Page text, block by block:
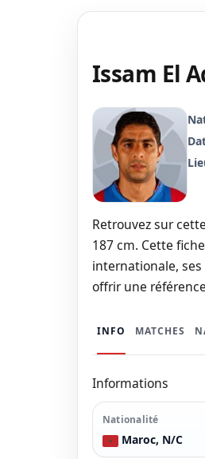
Issam El
Retrouvez sur
187 cm. Cette
internationale,
offrir une
INFO MATCHES
Informations
Nationalité
Maroc, N/C